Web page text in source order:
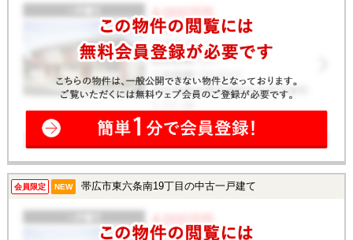
会員限定 NEW 帯広市東六条南19丁目の中古一戸建て